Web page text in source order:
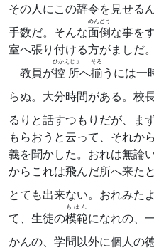
その人にこの辞令を見せる
手数だ。そんな面倒
めんどう
な事を
室へ張り付ける方がましだ。
教員が控所
ひかえじょ
へ揃
そろ
うには一
らぬ。大分時間がある。校
るりと話すつもりだが、ま
もらおうと云って、それか
義を聞かした。おれは無論
からこれは飛んだ所へ来た
とても出来ない。おれみた
て、生徒の模範
もはん
になれの、
かんの、学問以外に個人の